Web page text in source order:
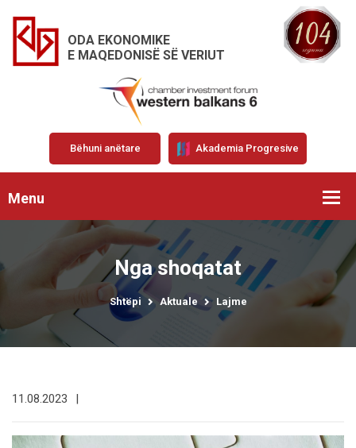
ODA EKONOMIKE
E MAQEDONISË SË VERIUT
Bëhuni anëtare Akademia Progresive
Menu
Nga shoqatat
Shtëpi Aktuale Lajme
11.08.2023 |